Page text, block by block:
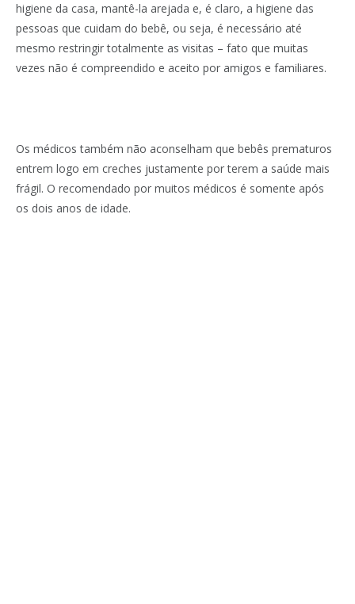
higiene da casa, mantê-la arejada e, é claro, a higiene das
pessoas que cuidam do bebê, ou seja, é necessário até
mesmo restringir totalmente as visitas – fato que muitas
vezes não é compreendido e aceito por amigos e familiares.
Os médicos também não aconselham que bebês prematuros
entrem logo em creches justamente por terem a saúde mais
frágil. O recomendado por muitos médicos é somente após
os dois anos de idade.